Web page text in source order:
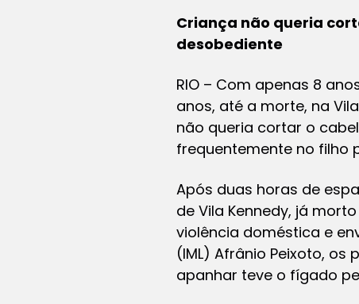
Criança não queria
desobediente
RIO – Com apenas 8
anos, até a morte, na
não queria cortar o
frequentemente no filho
Após duas horas de
de Vila Kennedy, já
violência doméstica e
(IML) Afrânio Peixoto,
apanhar teve o fígado